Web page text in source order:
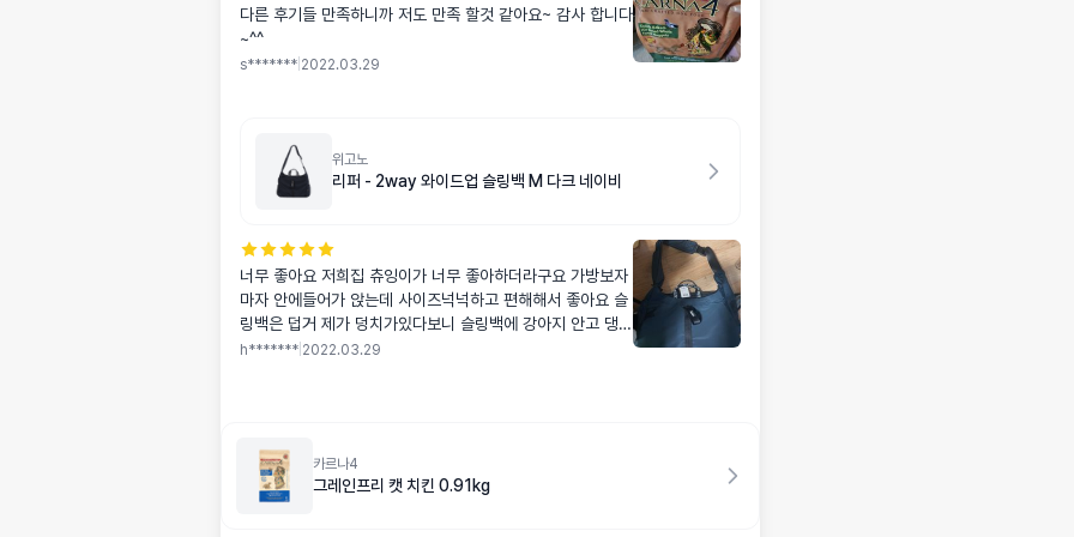
다른 후기들 만족하니까 저도 만족 할것 같아요~ 감사 합니다
~^^
s******* 2022.03.29
위고노
리퍼 - 2way 와이드업 슬링백 M 다크 네이비
너무 좋아요 저희집 츄잉이가 너무 좋아하더라구요 가방보자
마자 안에들어가 앉는데 사이즈넉넉하고 편해해서 좋아요 슬
링백은 덥거 제가 덩치가있다보니 슬링백에 강아지 안고 댕기
니 어깨가 넘아프더라구요 우연히 이리저리 검색하다 평이너
h******* 2022.03.29
카르나4
그레인프리 캣 치킨 0.91kg